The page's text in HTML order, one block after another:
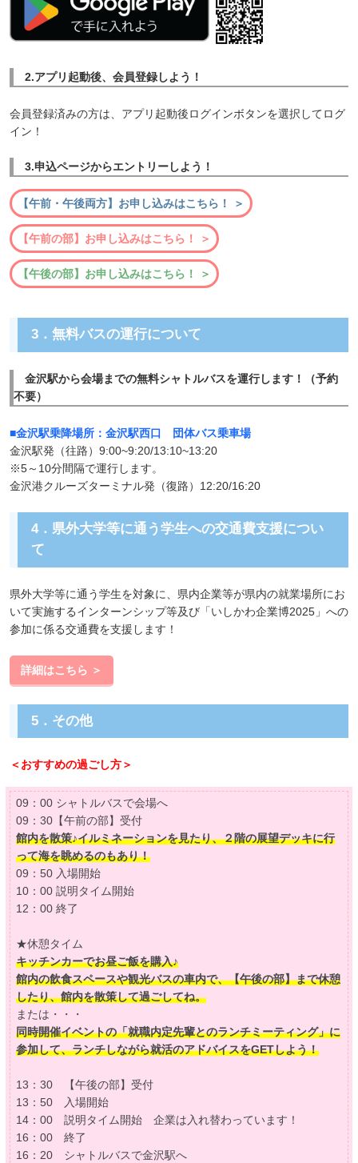
2.アプリ起動後、会員登録しよう！
会員登録済みの方は、アプリ起動後ログインボタンを選択してログ
イン！
3.申込ページからエントリーしよう！
【午前・午後両方】お申し込みはこちら！ ＞
【午前の部】お申し込みはこちら！ ＞
【午後の部】お申し込みはこちら！ ＞
3．無料バスの運行について
金沢駅から会場までの無料シャトルバスを運行します！（予約
不要）
■金沢駅乗降場所：金沢駅西口 団体バス乗車場
金沢駅発（往路）9:00~9:20/13:10~13:20
※5～10分間隔で運行します。
金沢港クルーズターミナル発（復路）12:20/16:20
4．県外大学等に通う学生への交通費支援につい
て
県外大学等に通う学生を対象に、県内企業等が県内の就業場所にお
いて実施するインターンシップ等及び「いしかわ企業博2025」への
参加に係る交通費を支援します！
詳細はこちら ＞
5．その他
＜おすすめの過ごし方＞
09：00 シャトルバスで会場へ
09：30【午前の部】受付
館内を散策♪イルミネーションを見たり、２階の展望デッキに行
って海を眺めるのもあり！
09：50 入場開始
10：00 説明タイム開始
12：00 終了
★休憩タイム
キッチンカーでお昼ご飯を購入♪
館内の飲食スペースや観光バスの車内で、【午後の部】まで休憩
したり、館内を散策して過ごしてね。
または・・・
同時開催イベントの「就職内定先輩とのランチミーティング」に
参加して、ランチしながら就活のアドバイスをGETしよう！
13：30 【午後の部】受付
13：50 入場開始
14：00 説明タイム開始 企業は入れ替わっています！
16：00 終了
16：20 シャトルバスで金沢駅へ